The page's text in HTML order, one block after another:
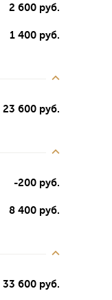
2 600 руб.
1 400 руб.
23 600 руб.
-200 руб.
8 400 руб.
33 600 руб.